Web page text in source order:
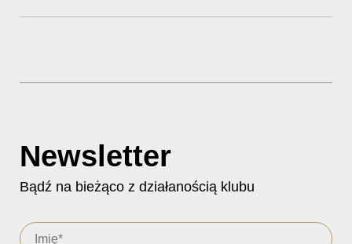
Newsletter
Bądź na bieżąco z działanością klubu